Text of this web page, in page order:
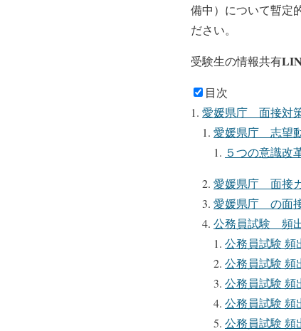
備中）について暫定
ださい。
受験生の情報共有
目次
愛媛県庁 面接対
愛媛県庁 志望
５つの意識改
愛媛県庁 面接
愛媛県庁 の面
公務員試験 頻
公務員試験
公務員試験
公務員試験
公務員試験
公務員試験 頻